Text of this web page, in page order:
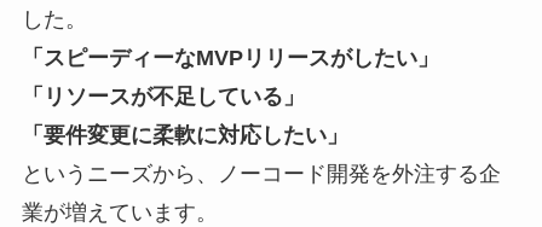
した。
「スピーディーなMVPリリースがしたい」
「リソースが不足している」
「要件変更に柔軟に対応したい」
というニーズから、ノーコード開発を外注する企
業が増えています。